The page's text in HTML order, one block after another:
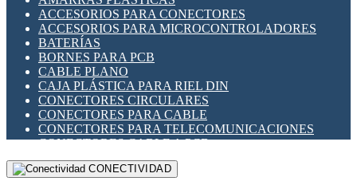
INDICADORES PARA PANEL
INTERFACES DE RELÉ
INTERRUPTORES FIN DE CARRERA
LLAVES CONMUTADORAS
MEDIDORES DE ENERGÍA Y TC'S DE CORRIENTE
MOTORES PASO A PASO
PANTALLAS HMI
PLC -CONTROLADORES LÓGICO PROGRAMABLES
PROGRAMADORES DE HORARIO
RELÉS DE PROTECCIÓN
SENSORES CAPACITIVOS
ACCESORIOS PARA CONECTORES
ACCESORIOS PARA MICROCONTROLADORES
BATERÍAS
BORNES PARA PCB
CABLE PLANO
CAJA PLÁSTICA PARA RIEL DIN
CONECTORES CIRCULARES
CONECTORES PARA CABLE
CONECTORES PARA TELECOMUNICACIONES
CONECTORES CABLE A PCB
CONECTORES PCB A CABLE
DIP SWITCHESCONECTIVIDAD